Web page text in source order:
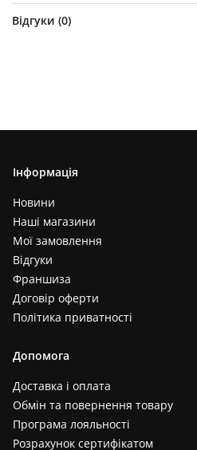
Відгуки (0)
Інформація
Новини
Наші магазини
Мої замовлення
Відгуки
Франшиза
Договір оферти
Політика приватності
Допомога
Доставка і оплата
Обмін та повернення товару
Програма лояльності
Розрахунок сертифікатом